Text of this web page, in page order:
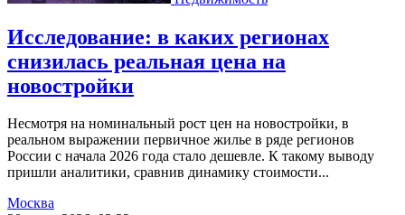
Исследование: в каких регионах
снизилась реальная цена на
новостройки
Несмотря на номинальный рост цен на новостройки, в
реальном выражении первичное жилье в ряде регионов
России с начала 2026 года стало дешевле. К такому выводу
пришли аналитики, сравнив динамику стоимости...
Москва